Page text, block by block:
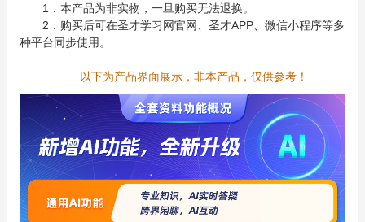
1．本产品为非实物，一旦购买无法退换。
2．购买后可在圣才学习网官网、圣才APP、微信小程序等多
种平台同步使用。
以下为产品界面展示，非本产品，仅供参考！